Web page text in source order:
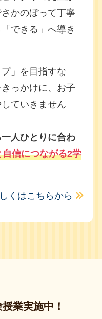
かのぼって丁寧
できる」へ導き
」を目指すな
っかけに、お子
ていきません
人ひとりに合わ
信につながる2学
くはこちらから
業実施中！